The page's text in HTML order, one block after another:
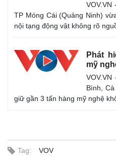
TP Móng Cái (Quảng Ninh)
nội tạng động vật không rõ
Phát
mỹ
Bình,
giữ gần 3 tấn hàng mỹ nghệ
Tag: VOV